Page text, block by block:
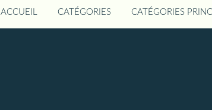
ACCUEIL CATÉGORIES CATÉGORIES